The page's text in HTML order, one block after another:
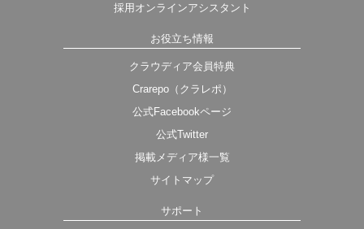
採用オンラインアシスタント
お役立ち情報
クラウディア会員特典
Crarepo（クラレポ）
公式Facebookページ
公式Twitter
掲載メディア様一覧
サイトマップ
サポート